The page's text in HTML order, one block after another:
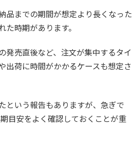
品までの期間が想定より長くなった
た時期があります。
発売直後など、注文が集中するタイ
出荷に時間がかかるケースも想定さ
という報告もありますが、急ぎで
目安をよく確認しておくことが重